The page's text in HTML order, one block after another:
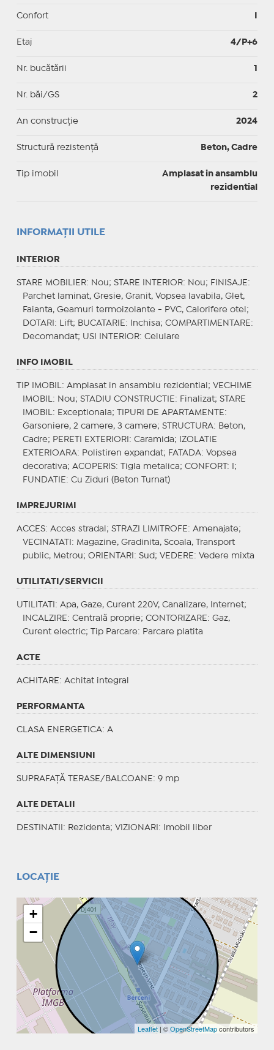
Confort
Etaj 4/P+6
Nr. bucătării 1
Nr. băi/GS 2
An construcție 2024
Structură rezistență Beton, Cadre
Tip imobil
Amplasat in ansamblu
rezidential
INFORMAŢII UTILE
INTERIOR
STARE MOBILIER: Nou; STARE INTERIOR: Nou; FINISAJE :
Parchet laminat, Gresie, Granit, Vopsea lavabila, Glet,
Faianta, Geamuri termoizolante - PVC, Calorifere otel;
DOTARI : Lift; BUCATARIE : Inchisa; COMPARTIMENTARE :
Decomandat; USI INTERIOR: Celulare
INFO IMOBIL
TIP IMOBIL : Amplasat in ansamblu rezidential; VECHIME
IMOBIL : Nou; STADIU CONSTRUCTIE : Finalizat; STARE
IMOBIL : Exceptionala; TIPURI DE APARTAMENTE :
Garsoniere, 2 camere, 3 camere; STRUCTURA: Beton,
Cadre; PERETI EXTERIORI : Caramida;
IZOLATIE
EXTERIOARA: Polistiren expandat; FATADA: Vopsea
decorativa; ACOPERIS: Tigla metalica; CONFORT : I;
FUNDATIE : Cu Ziduri (Beton Turnat)
IMPREJURIMI
ACCES: Acces stradal; STRAZI LIMITROFE : Amenajate;
VECINATATI : Magazine, Gradinita, Scoala, Transport
public, Metrou; ORIENTARI : Sud; VEDERE : Vedere mixta
UTILITATI/SERVICII
UTILITATI : Apa, Gaze, Curent 220V, Canalizare, Internet;
INCALZIRE : Centrală proprie; CONTORIZARE : Gaz,
Curent electric;
Tip Parcare: Parcare platita
ACTE
ACHITARE : Achitat integral
PERFORMANTA
CLASA ENERGETICA: A
ALTE DIMENSIUNI
SUPRAFAȚĂ TERASE/BALCOANE: 9 mp
ALTE DETALII
DESTINATII : Rezidenta; VIZIONARI : Imobil liber
LOCAȚIE
+
−
Leaflet | ©OpenStreetMapcontributors